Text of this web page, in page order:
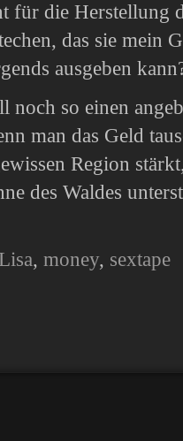
für die Herstellung
das sie mein
ausgeben
noch so einen
man das Geld
Region
des Waldes
, money, sextape